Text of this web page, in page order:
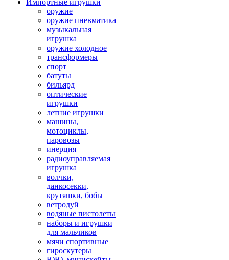
Импортные игрушки
оружие
оружие пневматика
музыкальная
игрушка
оружие холодное
трансформеры
спорт
батуты
бильярд
оптические
игрушки
летние игрушки
машины,
мотоциклы,
паровозы
инерция
радиоуправляемая
игрушка
волчки,
данкосекки,
крутяшки, бобы
ветродуй
водяные пистолеты
наборы и игрушки
для мальчиков
мячи спортивные
гироскутеры